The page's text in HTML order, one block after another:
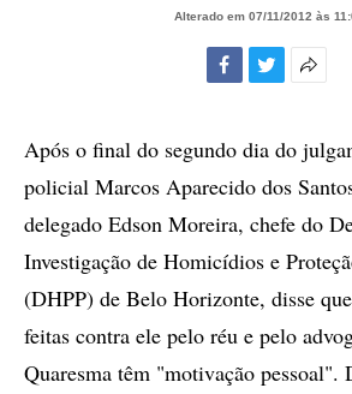
Alterado em 07/11/2012 às
Após o final do segundo dia do
policial Marcos Aparecido dos
delegado Edson Moreira, chefe do
Investigação de Homicídios e
(DHPP) de Belo Horizonte, disse
feitas contra ele pelo réu e pelo
Quaresma têm "motivação pessoal".